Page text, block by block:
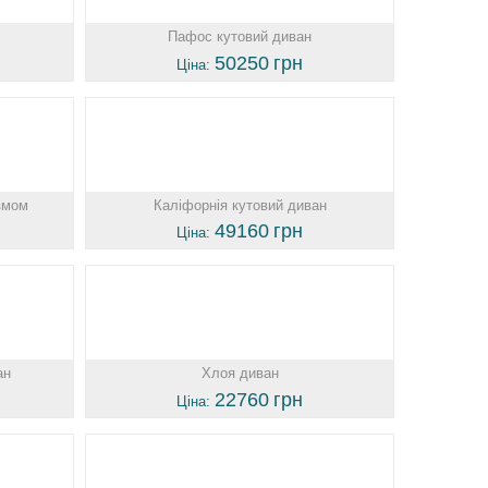
Пафос кутовий диван
Ціна:50250 грн
Каліфорнія кутовий диван
Ціна:49160 грн
Хлоя диван
Ціна: 22760 грн